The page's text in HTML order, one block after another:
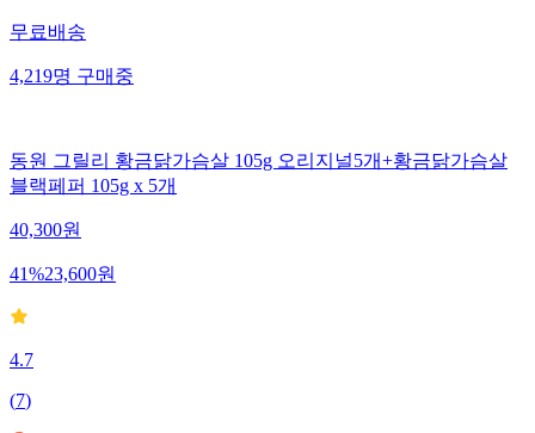
무료배송
4,219명 구매중
동원 그릴리 황금닭가슴살 105g 오리지널5개+황금닭가슴살
블랙페퍼 105g x 5개
40,300원
41%23,600원
4.7
(7)